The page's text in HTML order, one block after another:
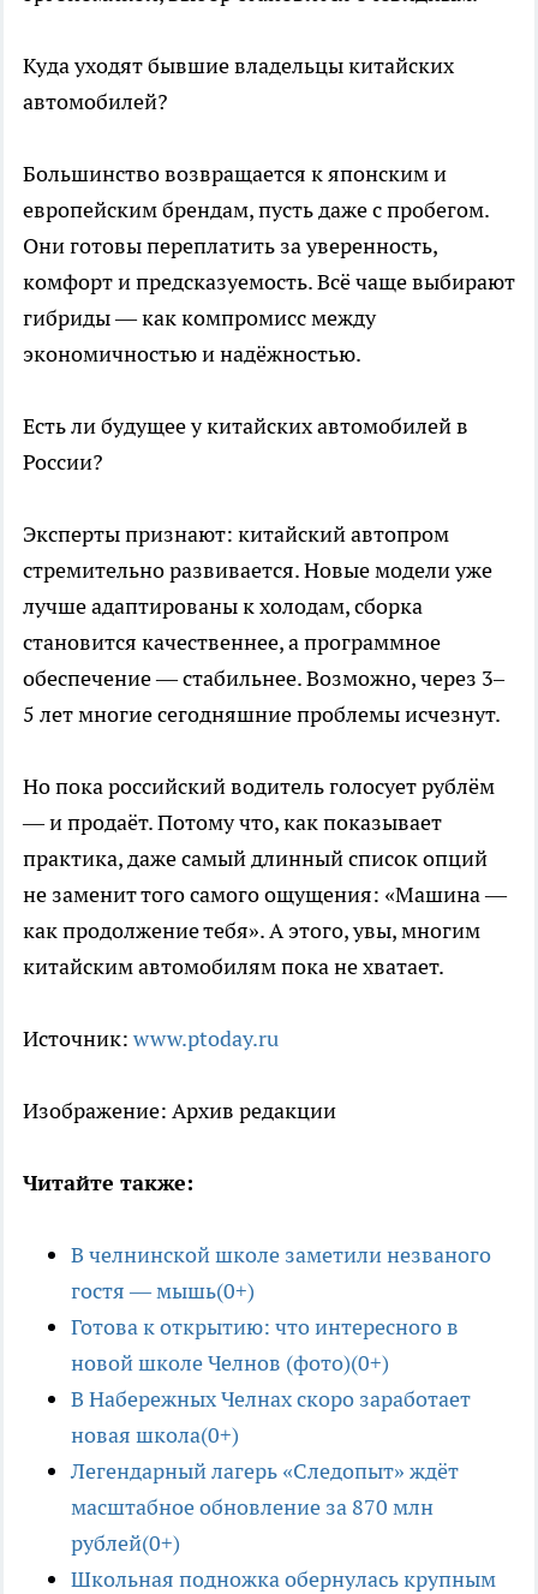
Куда уходят бывшие владельцы китайских
автомобилей?
Большинство возвращается к японским и
европейским брендам, пусть даже с пробегом.
Они готовы переплатить за уверенность,
комфорт и предсказуемость. Всё чаще выбирают
гибриды — как компромисс между
экономичностью и надёжностью.
Есть ли будущее у китайских автомобилей в
России?
Эксперты признают: китайский автопром
стремительно развивается. Новые модели уже
лучше адаптированы к холодам, сборка
становится качественнее, а программное
обеспечение — стабильнее. Возможно, через 3–
5 лет многие сегодняшние проблемы исчезнут.
Но пока российский водитель голосует рублём
— и продаёт. Потому что, как показывает
практика, даже самый длинный список опций
не заменит того самого ощущения: «Машина —
как продолжение тебя». А этого, увы, многим
китайским автомобилям пока не хватает.
Источник: www.ptoday.ru
Изображение: Архив редакции
Читайте также:
В челнинской школе заметили незваного
гостя — мышь(0+)
Готова к открытию: что интересного в
новой школе Челнов (фото)(0+)
В Набережных Челнах скоро заработает
новая школа(0+)
Легендарный лагерь «Следопыт» ждёт
масштабное обновление за 870 млн
рублей(0+)
Школьная подножка обернулась крупным